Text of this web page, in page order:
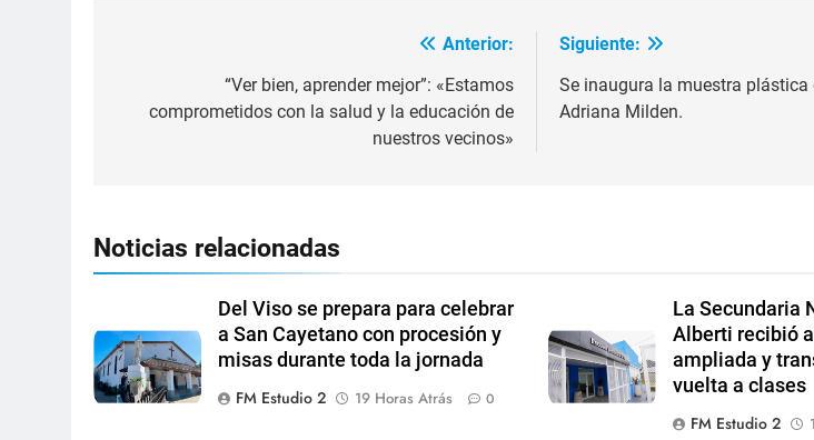
Anterior:
“Ver bien, aprender mejor”: «Estamos
comprometidos con la salud y la educación de
nuestros vecinos»
Siguiente:
Se inaugura la muestra plástica
Adriana Milden.
Noticias relacionadas
Del Viso se prepara para celebrar
a San Cayetano con procesión y
misas durante toda la jornada
FM Estudio 2
19 Horas Atrás 0
La Secundaria
Alberti recibió
ampliada y
vuelta a clases
FM Estudio 2